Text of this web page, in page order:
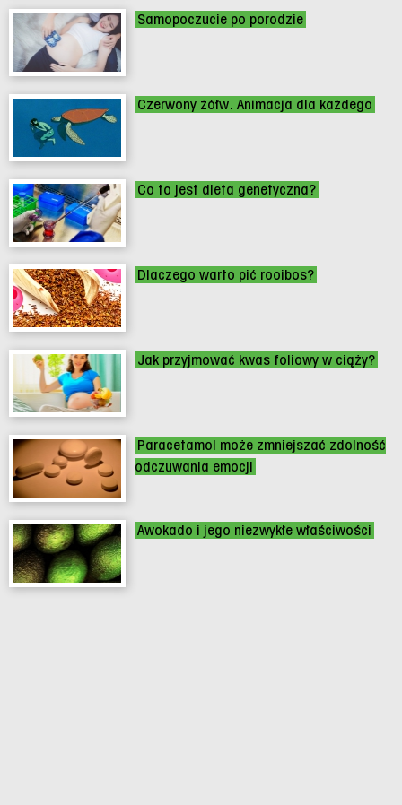
Samopoczucie po porodzie
Czerwony żółw. Animacja dla każdego
Co to jest dieta genetyczna?
Dlaczego warto pić rooibos?
Jak przyjmować kwas foliowy w ciąży?
Paracetamol może zmniejszać zdolność
odczuwania emocji
Awokado i jego niezwykłe właściwości